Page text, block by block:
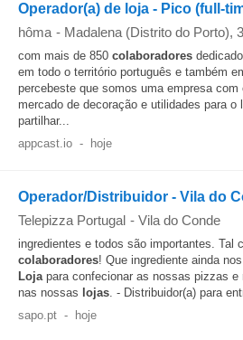
Operador(a) de loja - Pico (full-
hôma - Madalena (Distrito do Porto),
com mais de 850 colaboradores
em todo o território português e também
percebeste que somos uma empresa com
mercado de decoração e utilidades para o
partilhar...
appcast.io - hoje
Operador/Distribuidor - Vila do
Telepizza Portugal - Vila do Conde
ingredientes e todos são importantes. Tal
colaboradores! Que ingrediente ainda
Lojapara confecionar as nossas pizzas e
nas nossas lojas. - Distribuidor(a) para
sapo.pt - hoje